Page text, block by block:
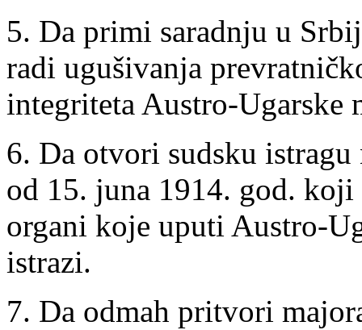
5. Da primi saradnju u
radi ugušivanja
integriteta Austro-Ugarske
6. Da otvori sudsku
od 15. juna 1914. god.
organi koje uputi Austro-
istrazi.
7. Da odmah pritvori